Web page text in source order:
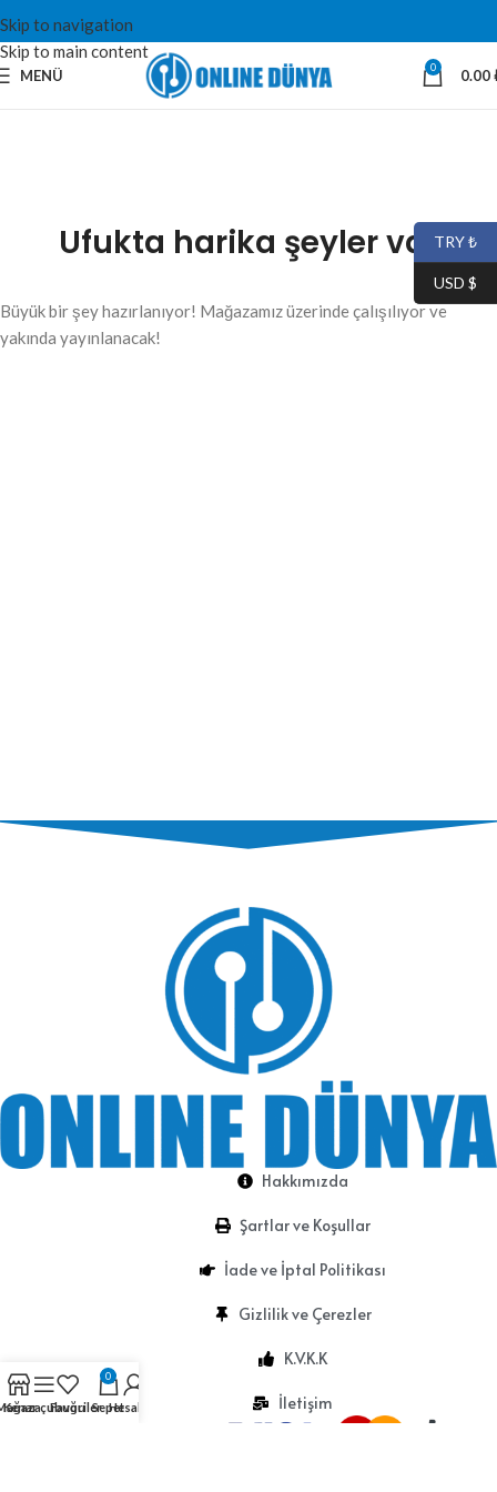
Skip to navigation
Skip to main content
MENÜ 0 0.00
Ufukta harika şeyler var
Büyük bir şey hazırlanıyor! Mağazamız üzerinde çalışılıyor ve
yakında yayınlanacak!
Hakkımızda
Şartlar ve Koşullar
İade ve İptal Politikası
Gizlilik ve Çerezler
K.V.K.K
İletişim
TRY ₺
USD $
Kenar çubuğu
Favoriler
0
SepetHesabım